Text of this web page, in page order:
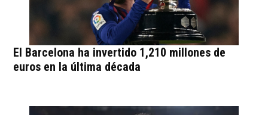
El Barcelona ha invertido 1,210 millones de
euros en la última década